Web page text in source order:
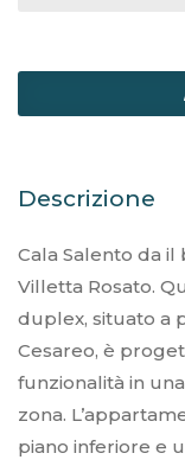
Descrizione
Cala Salento da
Villetta Rosato.
duplex, situato a
Cesareo, è
funzionalità in
zona.
piano inferiore e